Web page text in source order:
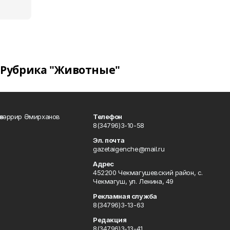
Рубрика "Животные"
Әмирханов
Телефон
8(34796)3-10-58
Эл. почта
gazetaigenche@mail.ru
Адрес
452200 Чекмагушевский район, с.
Чекмагуш, ул. Ленина, 49
Рекламная служба
8(34796)3-13-63
Редакция